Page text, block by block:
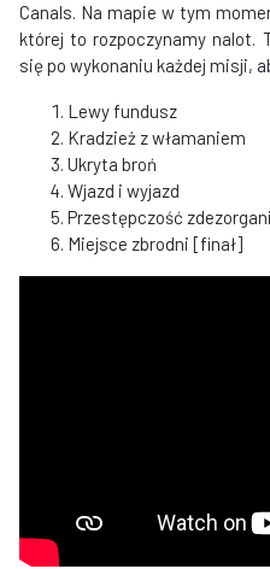
Canals. Na mapie w tym
której to rozpoczynamy nalot.
się po wykonaniu każdej misji,
Lewy fundusz
Kradzież z włamaniem
Ukryta broń
Wjazd i wyjazd
Przestępczość
Miejsce zbrodni [finał]